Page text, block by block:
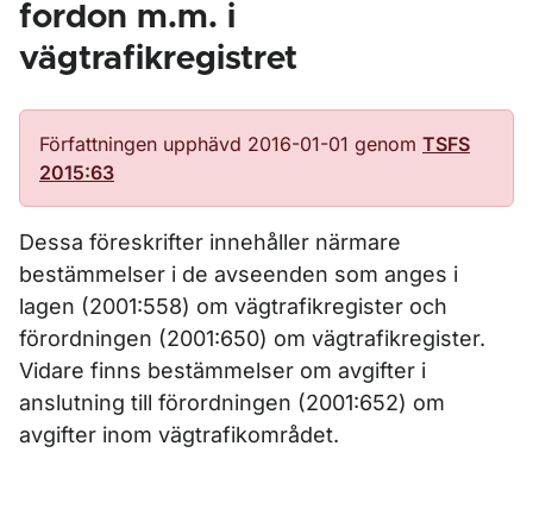
fordon m.m. i
vägtrafikregistret
Författningen upphävd 2016-01-01 genom TSFS
2015:63
Dessa föreskrifter innehåller närmare
bestämmelser i de avseenden som anges i
lagen (2001:558) om vägtrafikregister och
förordningen (2001:650) om vägtrafikregister.
Vidare finns bestämmelser om avgifter i
anslutning till förordningen (2001:652) om
avgifter inom vägtrafikområdet.